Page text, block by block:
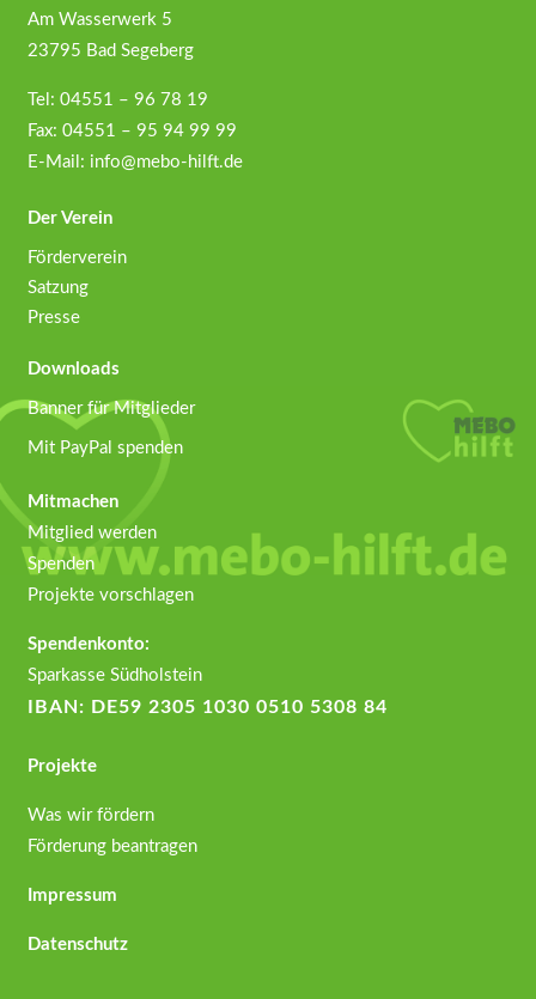
Am Wasserwerk 5
23795 Bad Segeberg
Tel: 04551 – 96 78 19
Fax: 04551 – 95 94 99 99
E-Mail: info@mebo-hilft.de
Der Verein
Förderverein
Satzung
Presse
Downloads
Banner für Mitglieder
Mit PayPal spenden
Mitmachen
Mitglied werden
Spenden
Projekte vorschlagen
Spendenkonto:
Sparkasse Südholstein
IBAN: DE59 2305 1030 0510 5308 84
Projekte
Was wir fördern
Förderung beantragen
Impressum
Datenschutz